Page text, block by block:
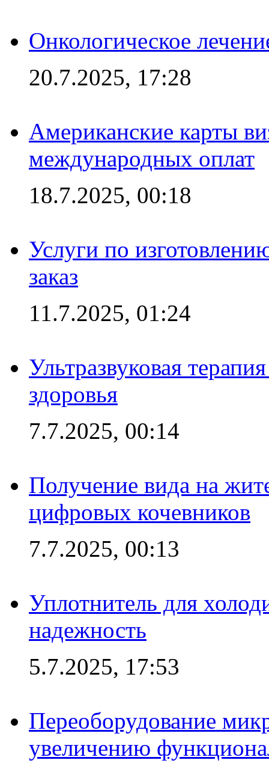
Онкологическое
20.7.2025, 17:28
Американские карты
международных оплат
18.7.2025, 00:18
Услуги по
заказ
11.7.2025, 01:24
Ультразвуковая
здоровья
7.7.2025, 00:14
Получение вида на
цифровых кочевников
7.7.2025, 00:13
Уплотнитель для
надежность
5.7.2025, 17:53
Переоборудование
увеличению